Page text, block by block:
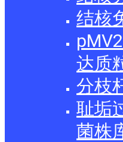
结核
达质
分枝
耻垢
菌株